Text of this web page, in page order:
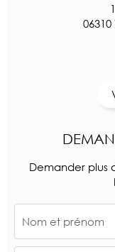
06310
Demander plus
Nom et prénom